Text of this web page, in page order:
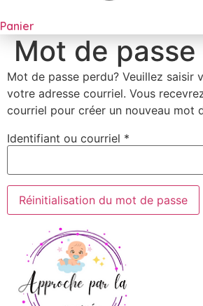
Panier
Mot de
Mot de passe perdu? Veuillez saisir
votre adresse courriel. Vous
courriel pour créer un nouveau mot
Identifiant ou courriel *
Réinitialisation du mot de passe